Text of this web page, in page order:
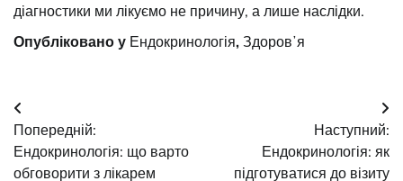
діагностики ми лікуємо не причину, а лише наслідки.
Опубліковано у Ендокринологія, Здоровʼя
Навігація
записів
Попередній:
Ендокринологія: що варто
обговорити з лікарем
Наступний:
Ендокринологія: як
підготуватися до візиту